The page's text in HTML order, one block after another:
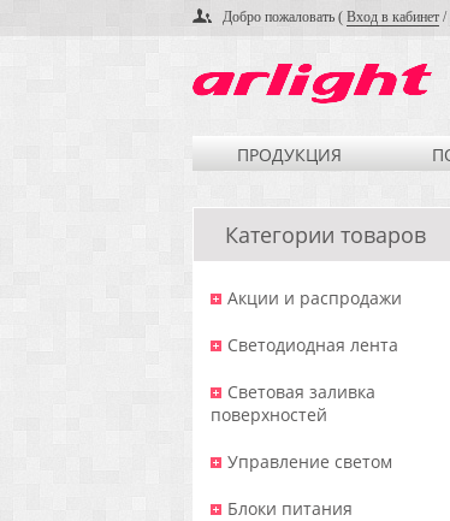
Добро пожаловать ( Вход в кабинет /
ПРОДУКЦИЯ
Категории товаров
Акции и распродажи
Светодиодная лента
Световая заливка
поверхностей
Управление светом
Блоки питания